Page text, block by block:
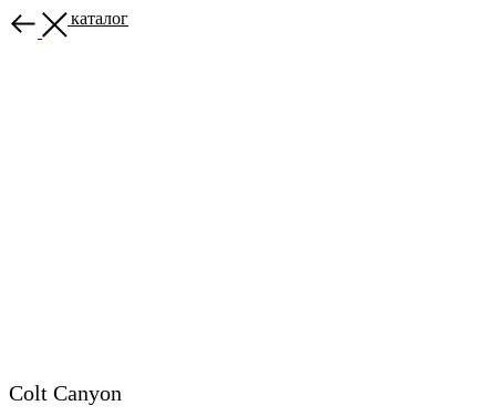
Назад в каталог
Colt Canyon